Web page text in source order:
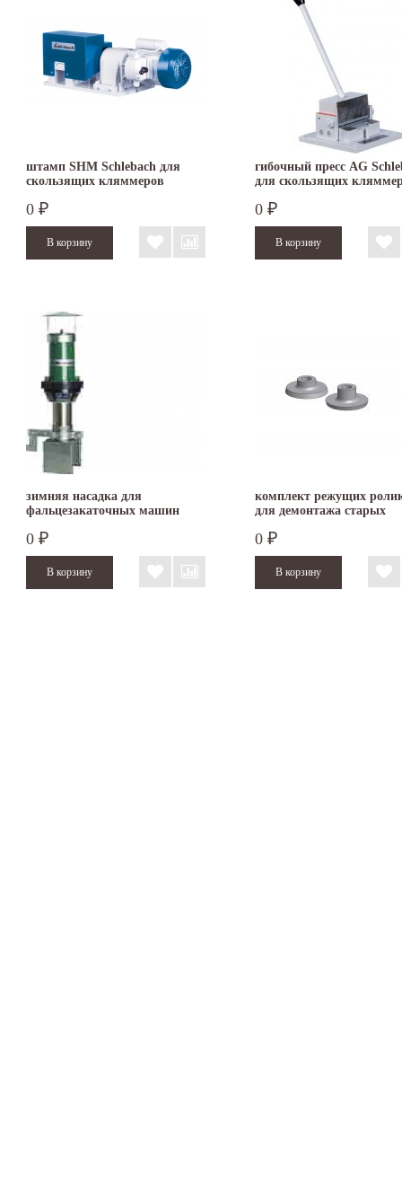
штамп SHM Schlebach для
скользящих кляммеров
0 ₽
гибочный пресс AG
для скользящих
0 ₽
зимняя насадка для
фальцезакаточных машин
0 ₽
комплект режущих
для демонтажа старых
0 ₽